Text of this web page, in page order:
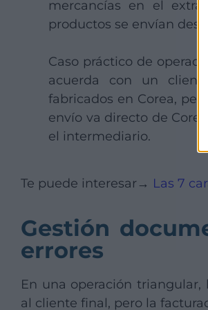
mercancías en el
productos se envían
Caso práctico de
acuerda con un
fabricados en Corea,
envío va directo de
el intermediario.
Te puede interesar→ Las 7
Gestión
errores
En una operación
al cliente final, pero la